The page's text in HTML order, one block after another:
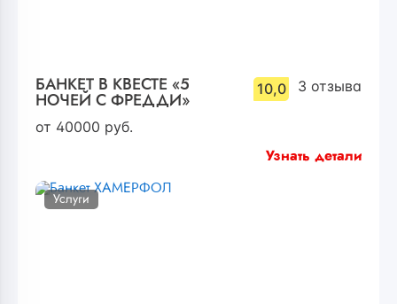
БАНКЕТ В КВЕСТЕ «5
НОЧЕЙ С ФРЕДДИ»
10,0 3 отзыва
от 40000 руб.
Узнать детали
Услуги